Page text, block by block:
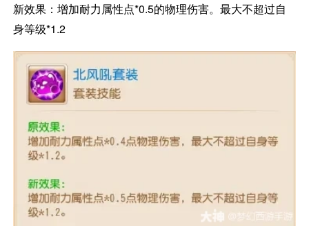
新效果：增加耐力属性点*0.5的物理伤害。最大不超过自
身等级*1.2